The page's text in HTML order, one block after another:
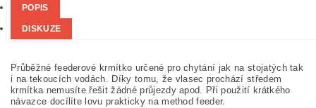
POPIS
DISKUZE
Průběžné feederové krmítko určené pro chytání jak na stojatých tak
i na tekoucích vodách. Díky tomu, že vlasec prochází středem
krmítka nemusíte řešit žádné průjezdy apod. Při použití krátkého
návazce docílíte lovu prakticky na method feeder.